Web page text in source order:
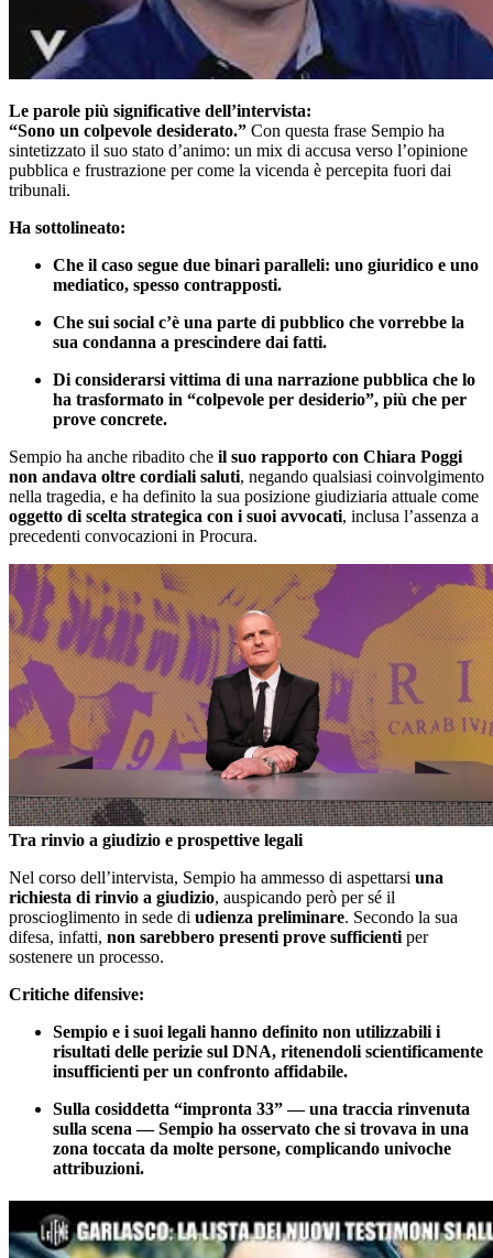
Le parole più significative dell’intervista:
“Sono un colpevole desiderato.” Con questa frase Sempio ha
sintetizzato il suo stato d’animo: un mix di accusa verso l’opinione
pubblica e frustrazione per come la vicenda è percepita fuori dai
tribunali.
Ha sottolineato:
Che il caso segue due binari paralleli: uno giuridico e uno
mediatico, spesso contrapposti.
Che sui social c’è una parte di pubblico che vorrebbe la
sua condanna a prescindere dai fatti.
Di considerarsi vittima di una narrazione pubblica che lo
ha trasformato in “colpevole per desiderio”, più che per
prove concrete.
Sempio ha anche ribadito che il suo rapporto con Chiara Poggi
non andava oltre cordiali saluti, negando qualsiasi coinvolgimento
nella tragedia, e ha definito la sua posizione giudiziaria attuale come
oggetto di scelta strategica con i suoi avvocati, inclusa l’assenza a
precedenti convocazioni in Procura.
Tra rinvio a giudizio e prospettive legali
Nel corso dell’intervista, Sempio ha ammesso di aspettarsi una
richiesta di rinvio a giudizio, auspicando però per sé il
proscioglimento in sede di udienza preliminare. Secondo la sua
difesa, infatti, non sarebbero presenti prove sufficientiper
sostenere un processo.
Critiche difensive:
Sempio e i suoi legali hanno definito non utilizzabili i
risultati delle perizie sul DNA, ritenendoli scientificamente
insufficienti per un confronto affidabile.
Sulla cosiddetta “impronta 33” — una traccia rinvenuta
sulla scena — Sempio ha osservato che si trovava in una
zona toccata da molte persone, complicando univoche
attribuzioni.